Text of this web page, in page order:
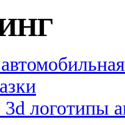
логотипы